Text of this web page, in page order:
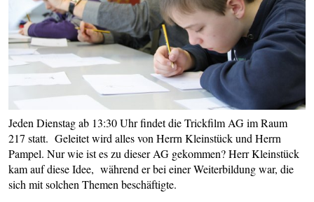
Jeden Dienstag ab 13:30 Uhr findet die Trickfilm AG im Raum
217 statt. Geleitet wird alles von Herrn Kleinstück und Herrn
Pampel. Nur wie ist es zu dieser AG gekommen? Herr Kleinstück
kam auf diese Idee, während er bei einer Weiterbildung war, die
sich mit solchen Themen beschäftigte.